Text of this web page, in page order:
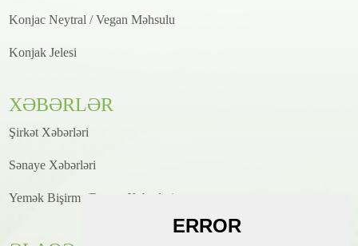
Konjac Neytral / Vegan Məhsulu
Konjak Jelesi
XƏBƏRLƏR
Şirkət Xəbərləri
Sənaye Xəbərləri
Yemək Bişirmə/Resept Xəbərləri